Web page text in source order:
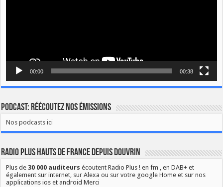
00:00 00:38
Podcast: Réécoutez nos émissions
Nos podcasts ici
Radio Plus Hauts de France depuis Douvrin
Plus de30 000 auditeurs écoutent Radio Plus ! en fm , en DAB+ et
également sur internet, sur Alexa ou sur votre google Home et sur nos
applications ios et android Merci